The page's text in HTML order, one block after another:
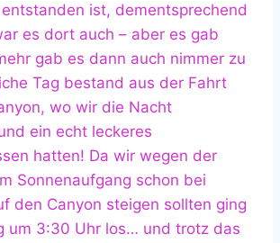
ist, dementsprechend
es dort auch – aber es gab
gab es dann auch nimmer zu
Tag bestand aus der Fahrt
wo wir die Nacht
ein echt leckeres
hatten! Da wir wegen der
Sonnenaufgang schon bei
den Canyon steigen sollten ging
um 3:30 Uhr los… und trotz das